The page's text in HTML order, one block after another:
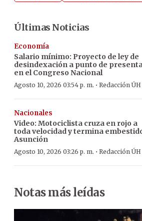
Últimas Noticias
Economía
Salario mínimo: Proyecto de ley de
desindexación a punto de
en el Congreso Nacional
Agosto 10, 2026 03:54 p. m. · Redacción ÚH
Nacionales
Video: Motociclista cruza en rojo a
toda velocidad y termina
Asunción
Agosto 10, 2026 03:26 p. m. · Redacción ÚH
Notas más leídas